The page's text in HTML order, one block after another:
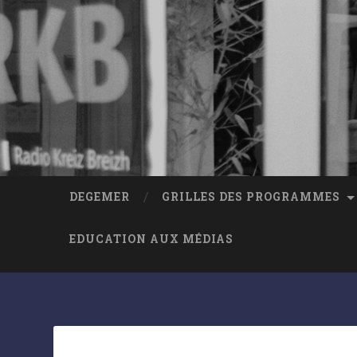
DEGEMER GRILLES DES PROGRAMMES
EDUCATION AUX MÉDIAS